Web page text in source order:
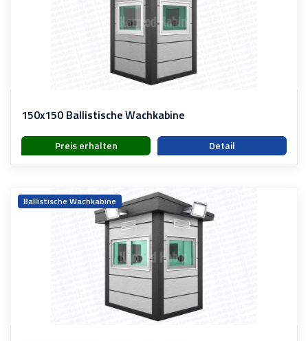
150x150 Ballistische Wachkabine
Preis erhalten Detail
Ballistische Wachkabine